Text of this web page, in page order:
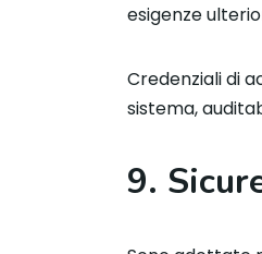
esigenze
Credenziali di
sistema,
9.